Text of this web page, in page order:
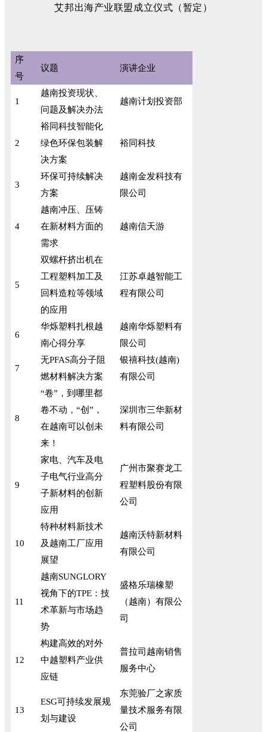
艾邦出海产业联盟成立仪式（暂定）
序
号
议题 演讲企业
1
越南投资现状、
问题及解决办法
越南计划投资部
2
裕同科技智能化
绿色环保包装解
决方案
裕同科技
3
环保可持续解决
方案
越南金发科技有
限公司
4
越南冲压、压铸
在新材料方面的
需求
越南信天游
5
双螺杆挤出机在
工程塑料加工及
回料造粒等领域
的应用
江苏卓越智能工
程有限公司
6
华烁塑料扎根越
南心得分享
越南华烁塑料有
限公司
7
无PFAS高分子阻
燃材料解决方案
银禧科技(越南)
有限公司
8
“卷”，到哪里都
卷不动，“创”，
在越南可以创未
来！
深圳市三华新材
料有限公司
9
家电、汽车及电
子电气行业高分
子新材料的创新
应用
广州市聚赛龙工
程塑料股份有限
公司
10
特种材料新技术
及越南工厂应用
展望
越南沃特新材料
有限公司
11
越南SUNGLORY
视角下的TPE：技
术革新与市场趋
势
盛格乐瑞橡塑
（越南）有限公
司
12
构建高效的对外
中越塑料产业供
应链
普拉司越南销售
服务中心
13
ESG可持续发展规
划与建设
东莞验厂之家质
量技术服务有限
公司